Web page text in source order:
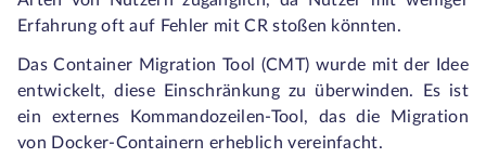
Erfahrung oft auf Fehler mit CR stoßen könnten.
Das Container Migration Tool (CMT) wurde mit der Idee
entwickelt, diese Einschränkung zu überwinden. Es ist
ein externes Kommandozeilen-Tool, das die Migration
von Docker-Containern erheblich vereinfacht.